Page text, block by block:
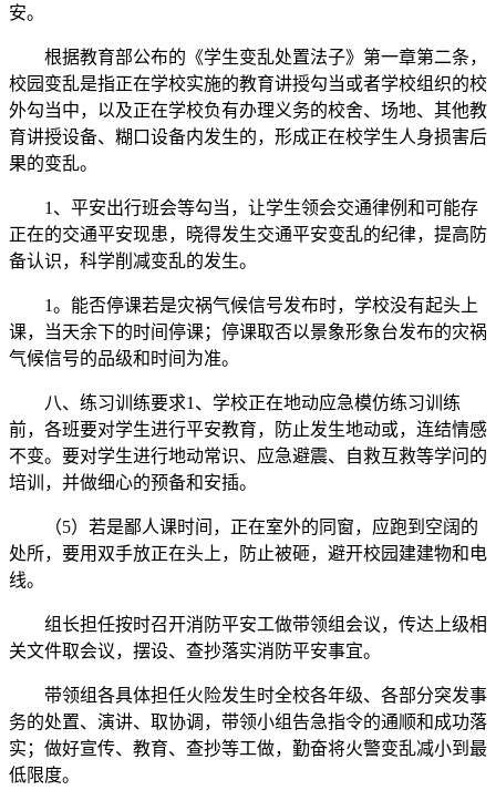
安。
根据教育部公布的《学生变乱处置法子》第一章第二条，
校园变乱是指正在学校实施的教育讲授勾当或者学校组织的校
外勾当中，以及正在学校负有办理义务的校舍、场地、其他教
育讲授设备、糊口设备内发生的，形成正在校学生人身损害后
果的变乱。
1、平安出行班会等勾当，让学生领会交通律例和可能存
正在的交通平安现患，晓得发生交通平安变乱的纪律，提高防
备认识，科学削减变乱的发生。
1。能否停课若是灾祸气候信号发布时，学校没有起头上
课，当天余下的时间停课；停课取否以景象形象台发布的灾祸
气候信号的品级和时间为准。
八、练习训练要求1、学校正在地动应急模仿练习训练
前，各班要对学生进行平安教育，防止发生地动或，连结情感
不变。要对学生进行地动常识、应急避震、自救互救等学问的
培训，并做细心的预备和安插。
（5）若是鄙人课时间，正在室外的同窗，应跑到空阔的
处所，要用双手放正在头上，防止被砸，避开校园建建物和电
线。
组长担任按时召开消防平安工做带领组会议，传达上级相
关文件取会议，摆设、查抄落实消防平安事宜。
带领组各具体担任火险发生时全校各年级、各部分突发事
务的处置、演讲、取协调，带领小组告急指令的通顺和成功落
实；做好宣传、教育、查抄等工做，勤奋将火警变乱减小到最
低限度。